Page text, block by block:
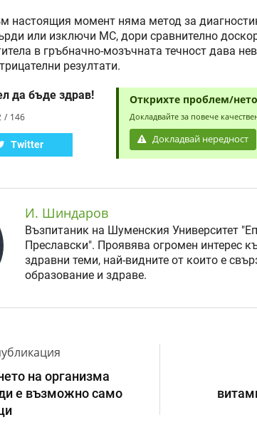
настоящия момент няма метод за
или изключи МС, дори сравнително
в гръбначно-мозъчната течност дава
резултати.
да бъде здрав!
146
Twitter
Открихте проблем/
Докладвайте за повече
Докладвай нередност
И. Шиндаров
Възпитаник на Шуменския Университет
Преславски". Проявява огромен интерес
здравни теми, най-видните от които е
образование и здраве.
на организма
е възможно само